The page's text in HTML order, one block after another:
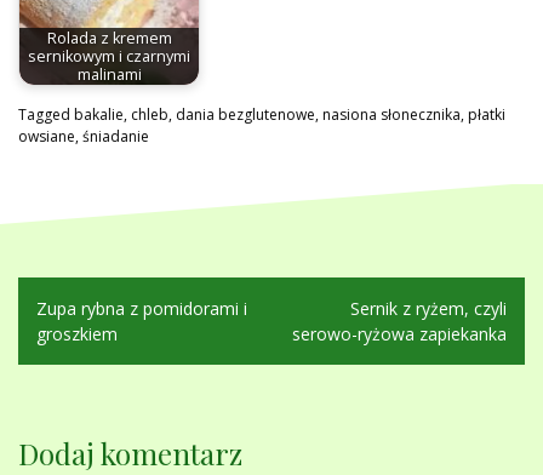
Rolada z kremem
sernikowym i czarnymi
malinami
Tagged bakalie, chleb, dania bezglutenowe,nasiona słonecznika,płatki
owsiane,śniadanie
Nawigacja
wpisu
Zupa rybna z pomidorami i
groszkiem
Sernik z ryżem, czyli
serowo-ryżowa zapiekanka
Dodaj komentarz